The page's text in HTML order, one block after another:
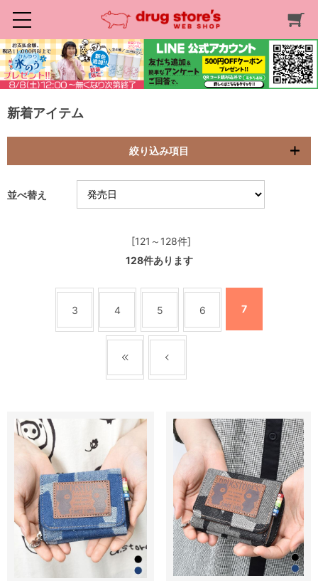
新着アイテム
絞り込み項目
並べ替え
[121～128件]
128件あります
3 4 5 6 7